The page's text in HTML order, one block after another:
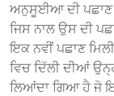
ਅਨੁਸੂਈਆ ਦੀ ਪਛਾਣ
ਜਿਸ ਨਾਲ ਉਸ ਦੀ
ਇਕ ਨਵੀਂ ਪਛਾਣ
ਵਿਚ ਦਿੱਲੀ ਦੀਆਂ
ਲਿਆਂਦਾ ਗਿਆ ਹੈ ਜੋ